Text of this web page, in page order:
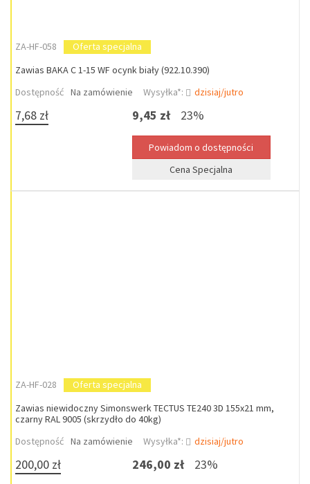
ZA-HF-058
Oferta specjalna
Zawias BAKA C 1-15 WF ocynk biały (922.10.390)
Dostępność Na zamówienie Wysyłka*: dzisiaj/jutro
7,68 zł 9,45 zł 23%
Cena Specjalna
ZA-HF-028
Oferta specjalna
Zawias niewidoczny Simonswerk TECTUS TE240 3D 155x21 mm,
czarny RAL 9005 (skrzydło do 40kg)
Dostępność Na zamówienie Wysyłka*: dzisiaj/jutro
200,00 zł 246,00 zł 23%